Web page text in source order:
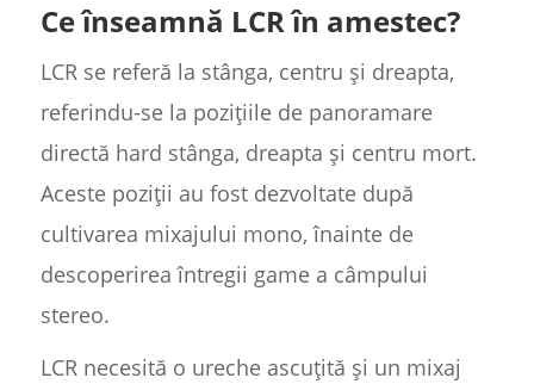
Ce înseamnă LCR în amestec?
LCR se referă la stânga, centru și dreapta,
referindu-se la pozițiile de panoramare
directă hard stânga, dreapta și centru mort.
Aceste poziții au fost dezvoltate după
cultivarea mixajului mono, înainte de
descoperirea întregii game a câmpului
stereo.
LCR necesită o ureche ascuțită și un mixaj